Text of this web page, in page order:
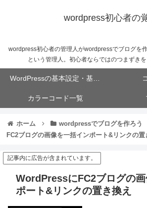
wordpress初心者の
wordpress初心者の管理人がwordpressでブログを
という管理人。初心者ならではのつまずきを
WordPressの基本設定・基本操作
カラーコード一覧
ホーム wordpressでブログを作ろう
FC2ブログの画像を一括インポート&リンクの置
記事内に広告が含まれています。
WordPressにFC2ブログの
ポート&リンクの置き換え